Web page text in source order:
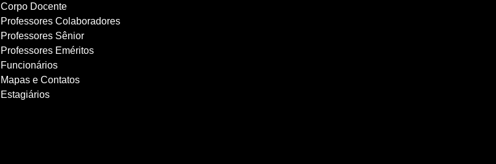
Corpo Docente
Professores Colaboradores
Professores Sênior
Professores Eméritos
Funcionários
Mapas e Contatos
Estagiários